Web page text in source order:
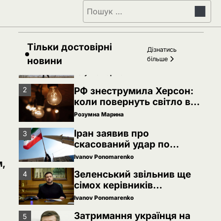
Пошук:
Тільки достовірні
новини
Дізнатись
більше
Затримання українця на
кордоні Польщі: МЗС
України вимагає
консульського доступу
Ivanov Ponomarenko
РФ готує удари по НАТО
українськими дронами
2
РФ знеструмила Херсон:
коли повернуть світло в
оселі
Розумна Марина
3
Іран заявив про
скасований удар по
Україні після контактів
Ivanov Ponomarenko
4
Зеленський звільнив ще
сімох керівників
дипломатичних місій
Ivanov Ponomarenko
5
Затримання українця на